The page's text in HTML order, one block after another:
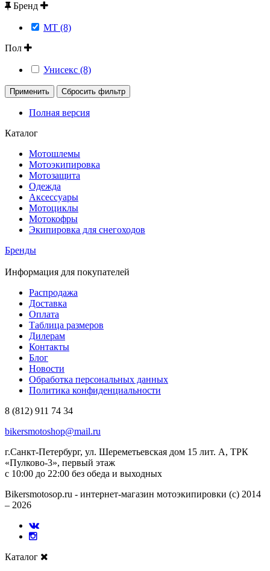
Бренд
MT (8)
Пол
Унисекс (8)
Применить Сбросить фильтр
Полная версия
Каталог
Мотошлемы
Мотоэкипировка
Мотозащита
Одежда
Аксессуары
Мотоциклы
Мотокофры
Экипировка для снегоходов
Бренды
Информация для покупателей
Распродажа
Доставка
Оплата
Таблица размеров
Дилерам
Контакты
Блог
Новости
Обработка персональных данных
Политика конфиденциальности
8 (812) 911 74 34
bikersmotoshop@mail.ru
г.Санкт-Петербург, ул. Шереметьевская дом 15 лит. А, ТРК
«Пулково-3», первый этаж
с 10:00 до 22:00 без обеда и выходных
Bikersmotosop.ru - интернет-магазин мотоэкипировки (c) 2014
– 2026
Каталог